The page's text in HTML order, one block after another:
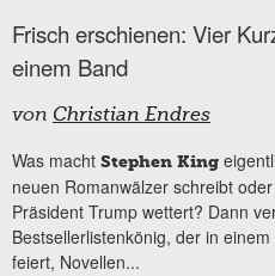
Frisch erschienen: Vier
einem Band
von Christian Endres
Was macht Stephen King
neuen Romanwälzer schreibt
Präsident Trump wettert? Dann
Bestsellerlistenkönig, der in
feiert, Novellen...